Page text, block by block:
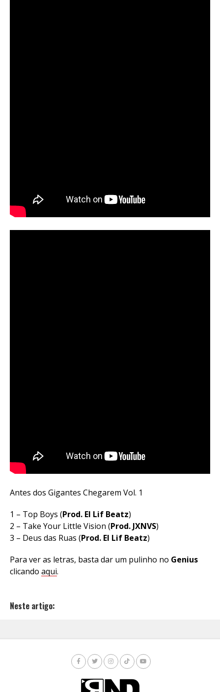
Antes dos Gigantes Chegarem Vol. 1
1 – Top Boys (Prod. El Lif Beatz)
2 – Take Your Little Vision (Prod. JXNVS)
3 – Deus das Ruas (Prod. El Lif Beatz)
Para ver as letras, basta dar um pulinho no Genius
clicando aqui.
Neste artigo: